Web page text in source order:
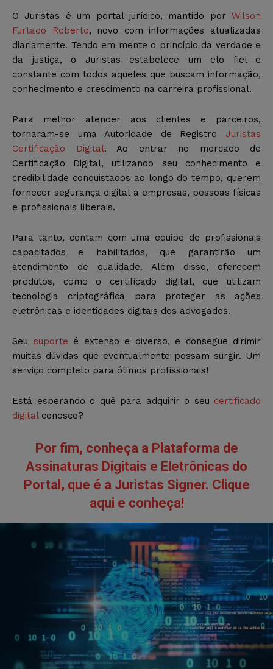
O Juristas é um portal jurídico, mantido por Wilson
Furtado Roberto, novo com informações atualizadas
diariamente. Tendo em mente o princípio da verdade e
da justiça, o Juristas estabelece um elo fiel e
constante com todos aqueles que buscam informação,
conhecimento e crescimento na carreira profissional.
Para melhor atender aos clientes e parceiros,
tornaram-se uma Autoridade de Registro Juristas
Certificação Digital. Ao entrar no mercado de
Certificação Digital, utilizando seu conhecimento e
credibilidade conquistados ao longo do tempo, querem
fornecer segurança digital a empresas, pessoas físicas
e profissionais liberais.
Para tanto, contam com uma equipe de profissionais
capacitados e habilitados, que garantirão um
atendimento de qualidade. Além disso, oferecem
produtos, como o certificado digital, que utilizam
tecnologia criptográfica para proteger as ações
eletrônicas e identidades digitais dos advogados.
Seu suporte é extenso e diverso, e consegue dirimir
muitas dúvidas que eventualmente possam surgir. Um
serviço completo para ótimos profissionais!
Está esperando o quê para adquirir o seu certificado
digitalconosco?
Por fim, conheça a Plataforma de
Assinaturas Digitais e Eletrônicas do
Portal, que é a Juristas Signer. Clique
aqui e conheça!